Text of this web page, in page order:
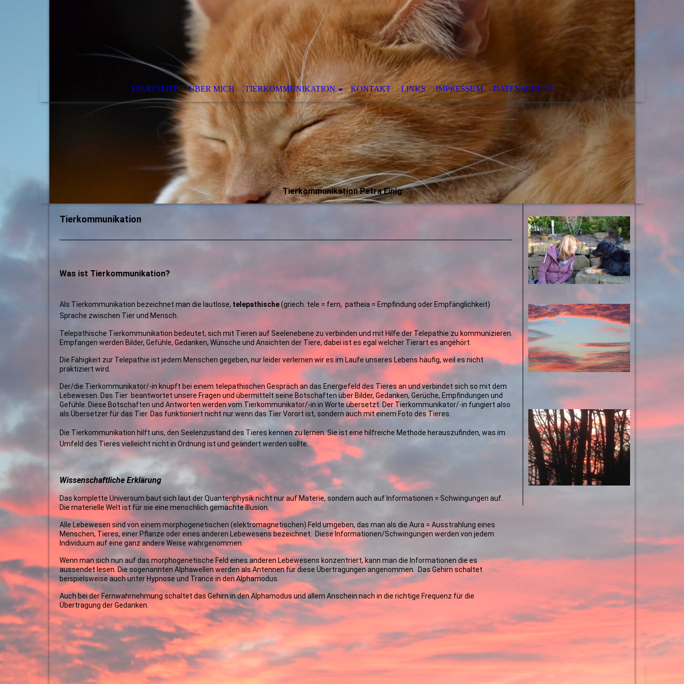
STARTSEITE ÜBER MICH TIERKOMMUNIKATION KONTAKT LINKS IMPRESSUM DATENSCHUTZ
Tierkommunikation Petra Einig
Tierkommunikation
Was ist Tierkommunikation?
Als Tierkommunikation bezeichnet man die lautlose, telepathische(griech. tele = fern, patheia = Empfindung oder Empfänglichkeit)
Sprache zwischen Tier und Mensch.
Telepathische Tierkommunikation bedeutet, sich mit Tieren auf Seelenebene zu verbinden und mit Hilfe der Telepathie zu kommunizieren.
Empfangen werden Bilder, Gefühle, Gedanken, Wünsche und Ansichten der Tiere, dabei ist es egal welcher Tierart es angehört.
Die Fähigkeit zur Telepathie ist jedem Menschen gegeben, nur leider verlernen wir es im Laufe unseres Lebens häufig, weil es nicht
praktiziert wird.
Der/die Tierkommunikator/-in knüpft bei einem telepathischen Gespräch an das Energiefeld des Tieres an und verbindet sich so mit dem
Lebewesen. Das Tier beantwortet unsere Fragen und übermittelt seine Botschaften über Bilder, Gedanken, Gerüche, Empfindungen und
Gefühle. Diese Botschaften und Antworten werden vom Tierkommunikator/-in in Worte übersetzt. Der Tierkommunikator/-in fungiert also
als Übersetzer für das Tier. Das funktioniert nicht nur wenn das Tier Vorort ist, sondern auch mit einem Foto des Tieres.
Die Tierkommunikation hilft uns, den Seelenzustand des Tieres kennen zu lernen. Sie ist eine hilfreiche Methode herauszufinden, was im
Umfeld des Tieres vielleicht nicht in Ordnung ist und geändert werden sollte.
Wissenschaftliche Erklärung
Das komplette Universum baut sich laut der Quantenphysik nicht nur auf Materie, sondern auch auf Informationen = Schwingungen auf.
Die materielle Welt ist für sie eine menschlich gemachte Illusion.
Alle Lebewesen sind von einem morphogenetischen (elektromagnetischen) Feld umgeben, das man als die Aura = Ausstrahlung eines
Menschen, Tieres, einer Pflanze oder eines anderen Lebewesens bezeichnet. Diese Informationen/Schwingungen werden von jedem
Individuum auf eine ganz andere Weise wahrgenommen.
Wenn man sich nun auf das morphogenetische Feld eines anderen Lebewesens konzentriert, kann man die Informationen die es
aussendet lesen. Die sogenannten Alphawellen werden als Antennen für diese Übertragungen angenommen. Das Gehirn schaltet
beispielsweise auch unter Hypnose und Trance in den Alphamodus.
Auch bei der Fernwahrnehmung schaltet das Gehirn in den Alphamodus und allem Anschein nach in die richtige Frequenz für die
Übertragung der Gedanken.